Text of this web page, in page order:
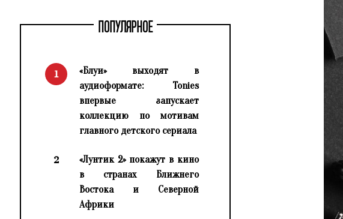
ПОПУЛЯРНОЕ
1
«Блуи» выходят в
аудиоформате: Tonies
впервые запускает
коллекцию по мотивам
главного детского сериала
2
«Лунтик 2» покажут в кино
в странах Ближнего
Востока и Северной
Африки